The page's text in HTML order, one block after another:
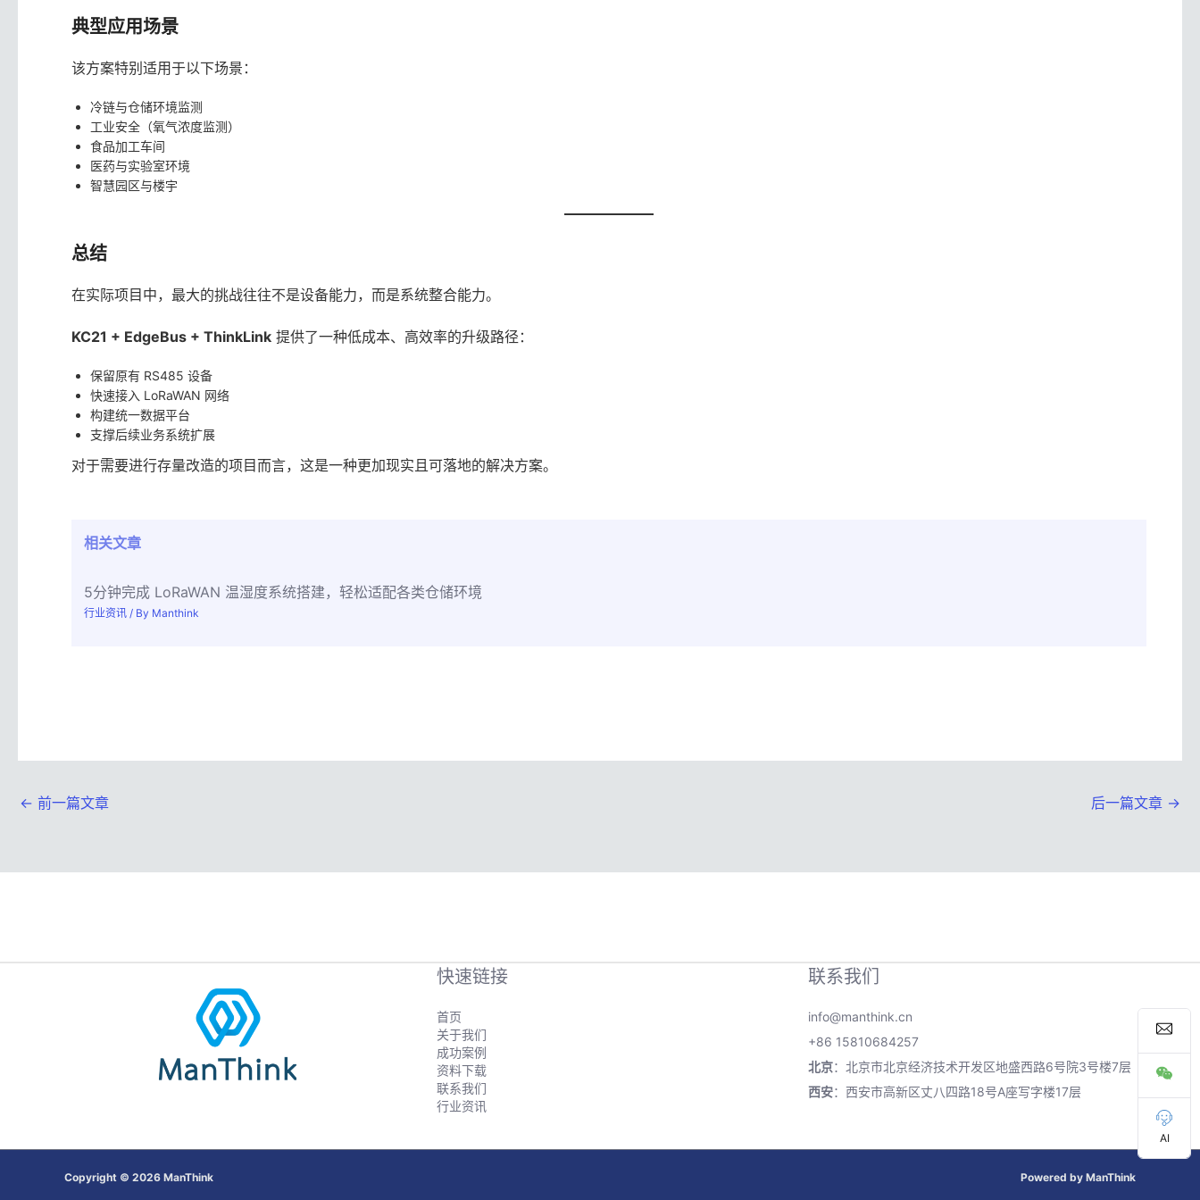
典型应用场景
该方案特别适用于以下场景：
冷链与仓储环境监测
工业安全（氧气浓度监测）
食品加工车间
医药与实验室环境
智慧园区与楼宇
总结
在实际项目中，最大的挑战往往不是设备能力，而是系统整合能力。
KC21 + EdgeBus + ThinkLink 提供了一种低成本、高效率的升级路径：
保留原有 RS485 设备
快速接入 LoRaWAN 网络
构建统一数据平台
支撑后续业务系统扩展
对于需要进行存量改造的项目而言，这是一种更加现实且可落地的解决方案。
相关文章
5分钟完成 LoRaWAN 温湿度系统搭建，轻松适配各类仓储环境
行业资讯 / By Manthink
← 前一篇文章 后一篇文章 →
AI
快速链接
首页
关于我们
成功案例
资料下载
联系我们
行业资讯
联系我们
info@manthink.cn
+86 15810684257
北京：北京市北京经济技术开发区地盛西路6号院3号楼7层
西安：西安市高新区丈八四路18号A座写字楼17层
Copyright © 2026 ManThink Powered by ManThink